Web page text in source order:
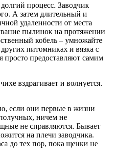
процесс. Заводчик
А затем длительный и
удаленности от места
пылинок на протяжении
кобель – умножайте
питомниках и вязка с
просто предоставляют самим
вздрагивает и волнуется.
если они первые в жизни
ничем не
не справляются. Бывает
на плечи заводчика.
до тех пор, пока щенки не